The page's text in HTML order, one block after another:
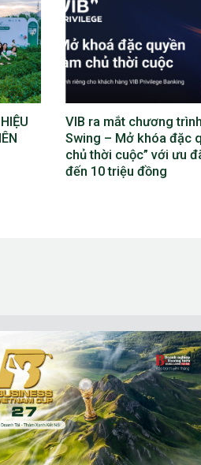
làm
lên
Haeran Ryu vô địch
PGA Championship
danh hiệu major đầu
sự nghiệp